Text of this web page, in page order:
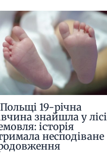
19-річна
знайшла у лісі
історія
несподіване